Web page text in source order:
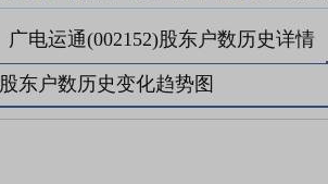
广电运通(002152)股东户数历史详情
股东户数历史变化趋势图